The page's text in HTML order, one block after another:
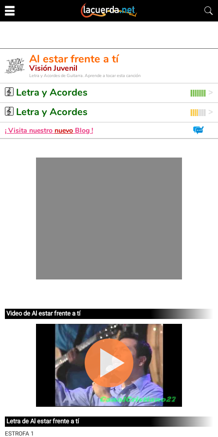
Al estar frente a tí
Visión Juvenil
Letra y Acordes de Guitarra. Aprende a tocar esta canción
Letra y Acordes
Letra y Acordes
¡ Visita nuestro nuevo Blog !
Video de Al estar frente a tí
Letra de Al estar frente a tí
ESTROFA 1